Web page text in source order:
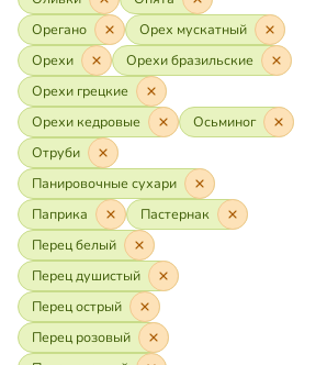
Орегано
Орех мускатный
Орехи
Орехи бразильские
Орехи грецкие
Орехи кедровые
Осьминог
Отруби
Панировочные сухари
Паприка
Пастернак
Перец белый
Перец душистый
Перец острый
Перец розовый